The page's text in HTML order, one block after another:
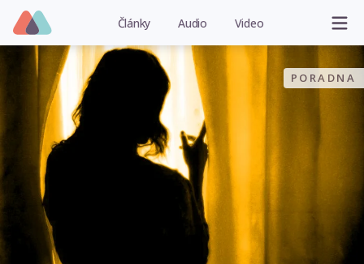
Články Audio Video
PORADNA